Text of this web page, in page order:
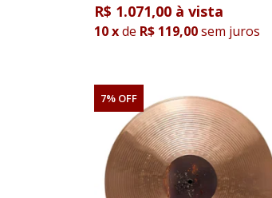
R$ 1.071,00
10xde R$ 119,00sem juros
7% OFF